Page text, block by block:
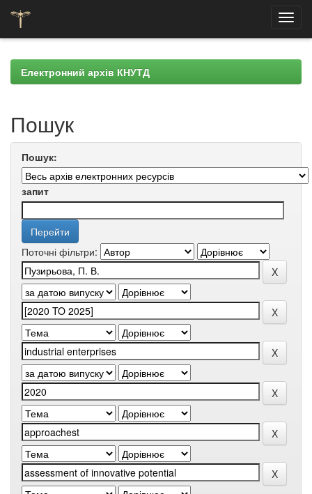
navigationЕлектронний архів КНУТД
Пошук
Пошук:
запит
Поточні фільтри: